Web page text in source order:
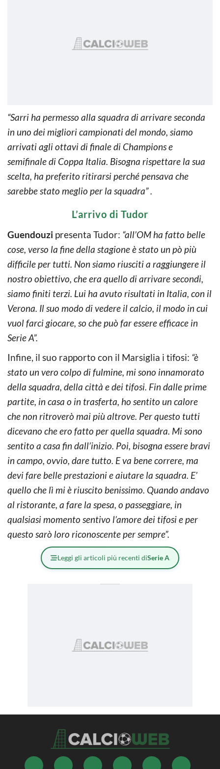
“Sarri ha permesso alla squadra di arrivare seconda
in uno dei migliori campionati del mondo, siamo
arrivati agli ottavi di finale di Champions e
semifinale di Coppa Italia. Bisogna rispettare la sua
scelta, ha preferito ritirarsi perché pensava che
sarebbe stato meglio per la squadra” .
L’arrivo di Tudor
Guendouzi presenta Tudor: “all’OM ha fatto belle
cose, verso la fine della stagione è stato un pò più
difficile per tutti. Non siamo riusciti a raggiungere il
nostro obiettivo, che era quello di arrivare secondi,
siamo finiti terzi. Lui ha avuto risultati in Italia, con il
Verona. Il suo modo di vedere il calcio, il modo in cui
vuol farci giocare, so che può far essere efficace in
Serie A”.
Infine, il suo rapporto con il Marsiglia i tifosi: “è
stato un vero colpo di fulmine, mi sono innamorato
della squadra, della città e dei tifosi. Fin dalle prime
partite, in casa o in trasferta, ho sentito un calore
che non ritroverò mai più altrove. Per questo tutti
dicevano che ero fatto per quella squadra. Mi sono
sentito a casa fin dall’inizio. Poi, bisogna essere bravi
in campo, ovvio, dare tutto. E va bene correre, ma
devi fare belle prestazioni e aiutare la squadra. E’
quello che lì mi è riuscito benissimo. Quando andavo
al ristorante, a fare la spesa, o passeggiare, in
qualsiasi momento sentivo l’amore dei tifosi e per
questo sarò loro riconoscente per sempre”.
Leggi gli articoli più recenti diSerie A